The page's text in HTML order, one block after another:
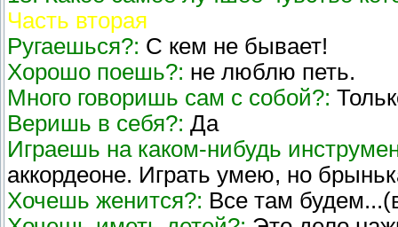
Часть вторая
Ругаешься?: С кем не бывает!
Хорошо поешь?: не люблю петь.
Много говоришь сам с собой?:
Веришь в себя?: Да
Играешь на каком-нибудь
аккордеоне. Играть умею, но
Хочешь женится?: Все там